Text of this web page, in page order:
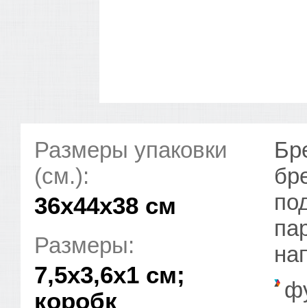
Размеры упаковки
(см.):
36x44x38 см
Размеры:
7,5x3,6x1 см;
коробк